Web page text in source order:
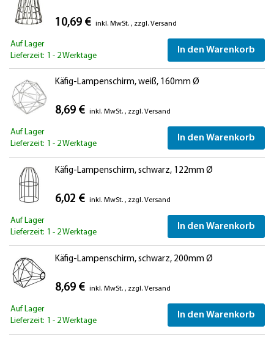
10,69 € inkl. MwSt. , zzgl. Versand
Auf Lager
Lieferzeit: 1 - 2 Werktage
In den Warenkorb
Käfig-Lampenschirm, weiß, 160mm Ø
8,69 € inkl. MwSt. , zzgl. Versand
Auf Lager
Lieferzeit: 1 - 2 Werktage
In den Warenkorb
Käfig-Lampenschirm, schwarz, 122mm Ø
6,02 € inkl. MwSt. , zzgl. Versand
Auf Lager
Lieferzeit: 1 - 2 Werktage
In den Warenkorb
Käfig-Lampenschirm, schwarz, 200mm Ø
8,69 € inkl. MwSt. , zzgl. Versand
Auf Lager
Lieferzeit: 1 - 2 Werktage
In den Warenkorb